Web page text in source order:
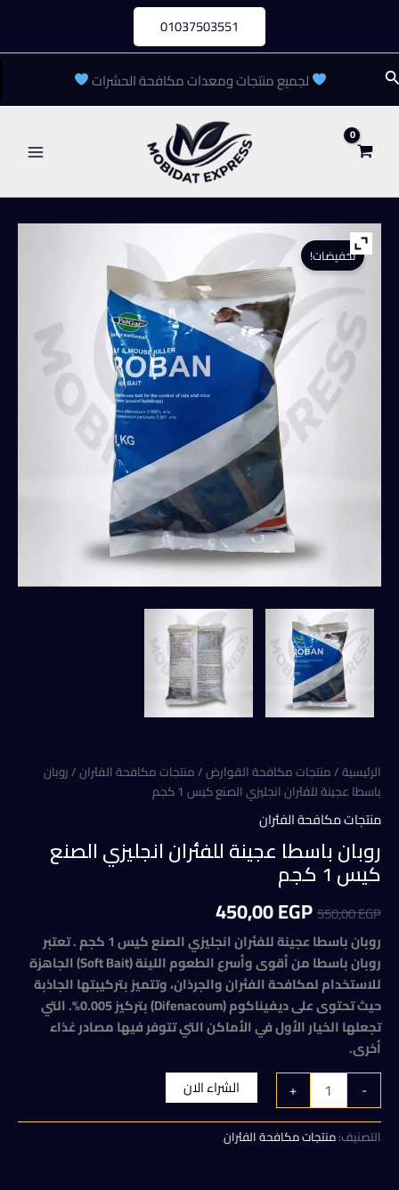
المحتوى
01037503551
البحث لجميع منتجات ومعدات مكافحة الحشرات
تخفيضات!
الرئيسية/منتجات مكافحة القوارض/منتجات مكافحة الفئران/ روبان
باسطا عجينة للفئران انجليزي الصنع كيس 1 كجم
منتجات مكافحة الفئران
روبان باسطا عجينة للفئران انجليزي الصنع
كيس 1 كجم
550,00EGP
السعر
الأصلي
هو:
550,00 EGP.
450,00EGP
السعر
الحالي
هو:
450,00 EGP.
روبان باسطا عجينة للفئران انجليزي الصنع كيس 1 كجم . تعتبر
روبان باسطا من أقوى وأسرع الطعوم اللينة (Soft Bait) الجاهزة
للاستخدام لمكافحة الفئران والجرذان، وتتميز بتركيبتها الجاذبة
حيث تحتوى على ديفيناكوم (Difenacoum) بتركيز 0.005%. التي
تجعلها الخيار الأول في الأماكن التي تتوفر فيها مصادر غذاء
أخرى.
-
كمية
روبان
باسطا
عجينة
+ الشراء الان
التصنيف:منتجات مكافحة الفئران